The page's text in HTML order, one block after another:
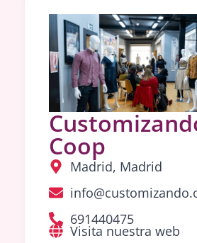
Coop
Madrid, Madrid
691440475
Visita nuestra web